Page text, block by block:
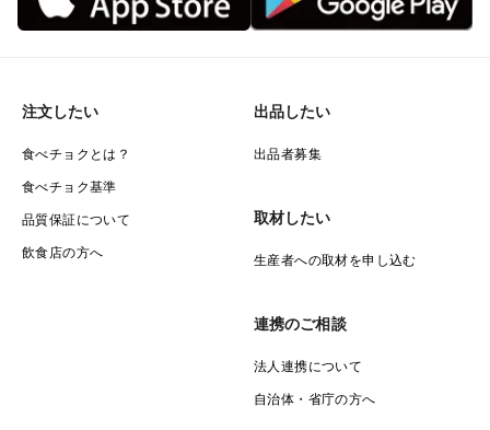
注文したい
食べチョクとは？
食べチョク基準
品質保証について
飲食店の方へ
出品したい
出品者募集
取材したい
生産者への取材を申し込む
連携のご相談
法人連携について
自治体・省庁の方へ